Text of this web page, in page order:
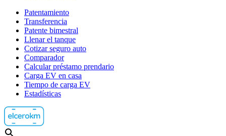
Patentamiento
Transferencia
Patente bimestral
Llenar el tanque
Cotizar seguro auto
Comparador
Calcular préstamo prendario
Carga EV en casa
Tiempo de carga EV
Estadísticas